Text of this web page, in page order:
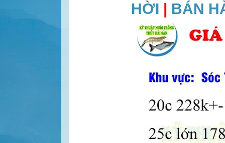
HỜI | BÁN